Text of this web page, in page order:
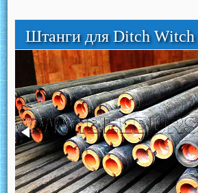
Штанги для Ditch Witch